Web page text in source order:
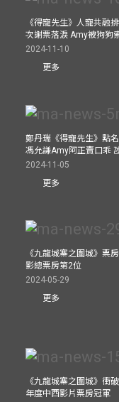
《得寵先生》人寵共融
次謝票落淚 Amy被狗狗
2024-11-10
更多
鄭丹瑞《得寵先生》點
馮允謙Amy阿正賣口乖
2024-11-05
更多
《九龍城寨之圍城》票
影總票房第2位
2024-05-29
更多
《九龍城寨之圍城》衝
年度中西影片票房冠軍